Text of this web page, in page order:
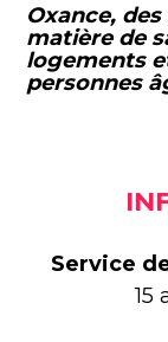
Oxance,
matière de
logements
personnes
Service
15